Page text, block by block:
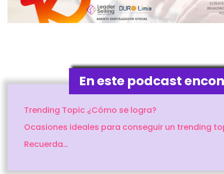
En este podcast
Trending Topic ¿Cómo se logra?
Ocasiones ideales para conseguir un trending
Recuerda…